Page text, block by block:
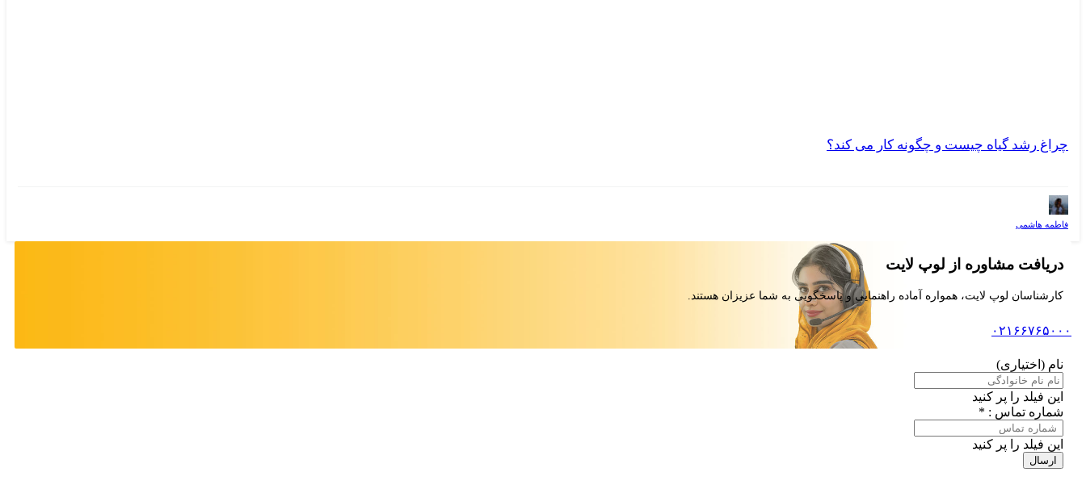
چراغ رشد گیاه چیست و چگونه کار می کند؟
فاطمه هاشمی
دریافت مشاوره از لوپ لایت
کارشناسان لوپ لایت، همواره آماده راهنمایی و پاسخگویی به شما عزیزان هستند.
۰۲۱۶۶۷۶۵۰۰۰
نام (اختیاری)
این فیلد را پر کنید
شماره تماس : *
این فیلد را پر کنید
ارسال